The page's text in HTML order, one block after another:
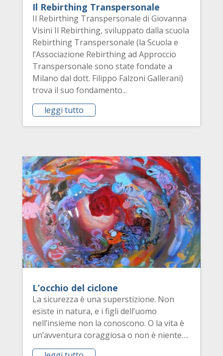
Il Rebirthing Transpersonale
Il Rebirthing Transpersonale di Giovanna
Visini Il Rebirthing, sviluppato dalla scuola
Rebirthing Transpersonale (la Scuola e
l’Associazione Rebirthing ad Approccio
Transpersonale sono state fondate a
Milano dal dott. Filippo Falzoni Gallerani)
trova il suo fondamento...
leggi tutto
L’occhio del ciclone
La sicurezza è una superstizione. Non
esiste in natura, e i figli dell’uomo
nell’insieme non la conoscono. O la vita è
un’avventura coraggiosa o non è niente….